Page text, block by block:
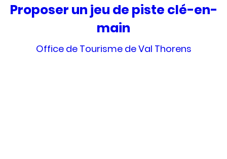
Proposer un jeu de piste clé-en-
main
Office de Tourisme de Val Thorens